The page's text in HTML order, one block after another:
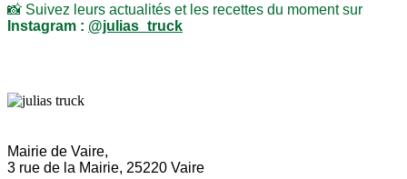
📸 Suivez leurs actualités et les recettes du moment sur
Instagram : @julias_truck
Mairie de Vaire,
3 rue de la Mairie, 25220 Vaire